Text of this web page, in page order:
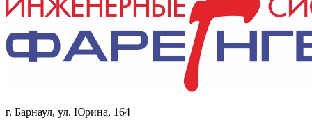
г. Барнаул, ул. Юрина, 164